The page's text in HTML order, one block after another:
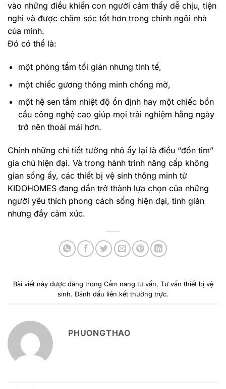
vào những điều khiến con người cảm thấy dễ chịu, tiện
nghi và được chăm sóc tốt hơn trong chính ngôi nhà
của mình.
Đó có thể là:
một phòng tắm tối giản nhưng tinh tế,
một chiếc gương thông minh chống mờ,
một hệ sen tắm nhiệt độ ổn định hay một chiếc bồn
cầu công nghệ cao giúp mọi trải nghiệm hằng ngày
trở nên thoải mái hơn.
Chính những chi tiết tưởng nhỏ ấy lại là điều “đốn tim”
gia chủ hiện đại. Và trong hành trình nâng cấp không
gian sống ấy, các thiết bị vệ sinh thông minh từ
KIDOHOMES đang dần trở thành lựa chọn của những
người yêu thích phong cách sống hiện đại, tinh giản
nhưng đầy cảm xúc.
Bài viết này được đăng trong Cẩm nang tư vấn, Tư vấn thiết bị vệ
sinh. Đánh dấu liên kết thường trực.
PHUONGTHAO